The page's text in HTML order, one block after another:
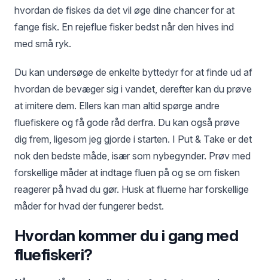
hvordan de fiskes da det vil øge dine chancer for at
fange fisk. En rejeflue fisker bedst når den hives ind
med små ryk.
Du kan undersøge de enkelte byttedyr for at finde ud af
hvordan de bevæger sig i vandet, derefter kan du prøve
at imitere dem. Ellers kan man altid spørge andre
fluefiskere og få gode råd derfra. Du kan også prøve
dig frem, ligesom jeg gjorde i starten. I Put & Take er det
nok den bedste måde, især som nybegynder. Prøv med
forskellige måder at indtage fluen på og se om fisken
reagerer på hvad du gør. Husk at fluerne har forskellige
måder for hvad der fungerer bedst.
Hvordan kommer du i gang med
fluefiskeri?